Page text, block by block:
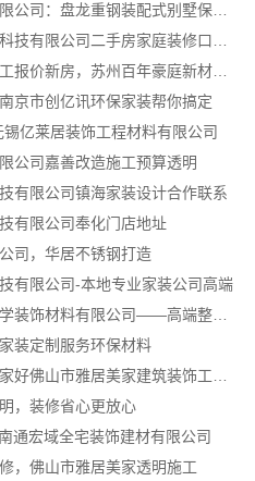
云南晟构建筑建材有限公司：盘龙重钢装配式别墅保温隔热
苏州本地全包家装施工报价新房，苏州百年豪庭新材料有限公司
京市创亿讯环保家装帮你搞定
亿莱居装饰工程材料有限公司
公司嘉善改造施工预算透明
有限公司镇海家装设计合作联系
有限公司奉化门店地址
司，华居不锈钢打造
有限公司-本地专业家装公司高端
湖北百年米莱空间美学装饰材料有限公司——高端整家装修老房焕新
装定制服务环保材料
，装修省心更放心
通宏域全宅装饰建材有限公司
，佛山市雅居美家透明施工